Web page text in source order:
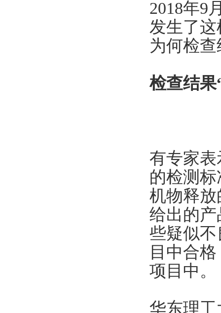
2018年9
发生了
为何检查
检查结
有专家
的检测
机物释
给出的
些疑似
目中合
项目中。
华东理